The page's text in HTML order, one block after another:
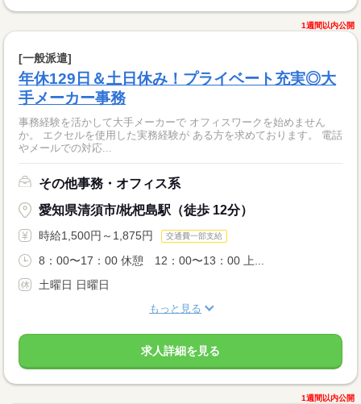
1週間以内公開
[一般派遣]
年休129日＆土日休み！プライベート充実◎大
手メーカー事務
事務経験を活かして大手メーカーで オフィスワークを始めません
か。 エクセルを使用した実務経験が ある方を求めております。 電話
やメールでの対応...
その他事務・オフィス系
愛知県清須市/枇杷島駅（徒歩 12分）
時給1,500円～1,875円 交通費一部支給
8：00〜17：00 休憩 12：00〜13：00 上...
土曜日 日曜日
もっと見る
求人詳細を見る
1週間以内公開